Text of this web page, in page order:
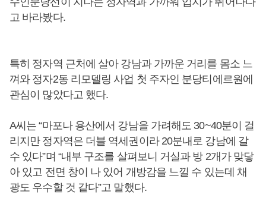
고 바라봤다.
특히 정자역 근처에 살아 강남과 가까운 거리를 몸소 느
껴와 정자2동 리모델링 사업 첫 주자인 분당티에르원에
관심이 많았다고 했다.
A씨는 “마포나 용산에서 강남을 가려해도 30~40분이 걸
리지만 정자역은 더블 역세권이라 20분내로 강남에 갈
수 있다”며 “내부 구조를 살펴보니 거실과 방 2개가 맞닿
아 있고 전면 창이 나 있어 개방감을 느낄 수 있는데 채
광도 우수할 것 같다”고 말했다.